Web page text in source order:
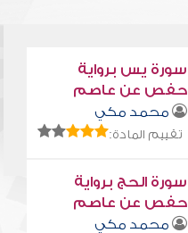
سورة يس برواية
حفص عن عاصم
محمد مكي
تقييم المادة:
سورة الحج برواية
حفص عن عاصم
محمد مكي